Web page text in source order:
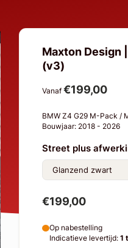
Maxton Design
(v3)
Vanaf €199,00
BMW Z4 G29 M-Pack /
Bouwjaar: 2018 - 2026
Street plus
€199,00
Op nabestelling
Indicatieve levertijd: 1